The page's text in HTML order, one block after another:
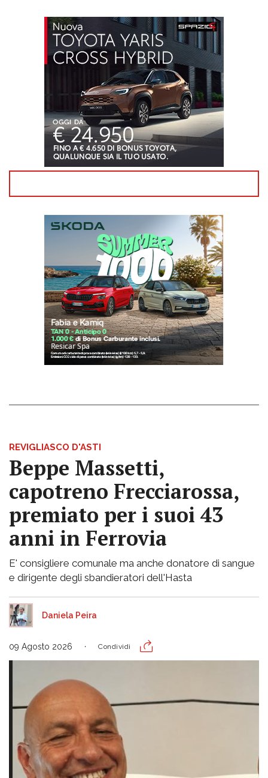
REVIGLIASCO D'ASTI
Beppe Massetti,
capotreno Frecciarossa,
premiato per i suoi 43
anni in Ferrovia
E' consigliere comunale ma anche donatore di sangue
e dirigente degli sbandieratori dell'Hasta
Daniela Peira
09 Agosto 2026 Condividi